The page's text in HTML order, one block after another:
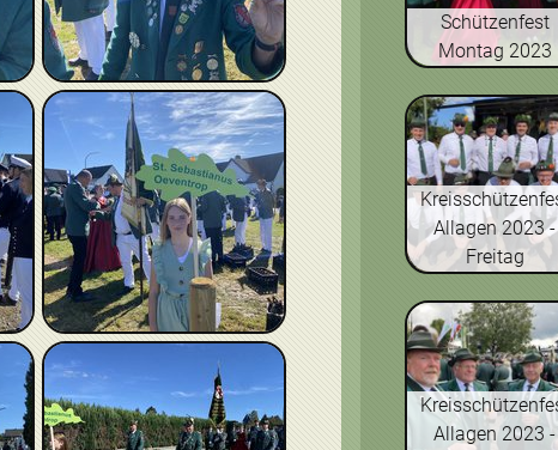
Schützenfest
Montag 2023
Allagen 2023 -
Freitag
Allagen 2023 -